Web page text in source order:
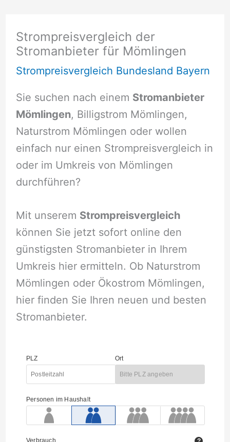
Strompreisvergleich der
Stromanbieter für Mömlingen
Strompreisvergleich Bundesland Bayern
Sie suchen nach einem Stromanbieter
Mömlingen, Billigstrom Mömlingen,
Naturstrom Mömlingen oder wollen
einfach nur einen Strompreisvergleich in
oder im Umkreis von Mömlingen
durchführen?
Mit unserem Strompreisvergleich
können Sie jetzt sofort online den
günstigsten Stromanbieter in Ihrem
Umkreis hier ermitteln. Ob Naturstrom
Mömlingen oder Ökostrom Mömlingen,
hier finden Sie Ihren neuen und besten
Stromanbieter.